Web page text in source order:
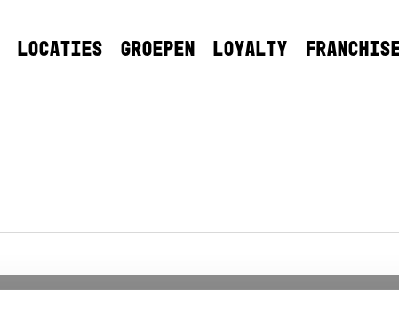
LOCATIES GROEPEN LOYALTY